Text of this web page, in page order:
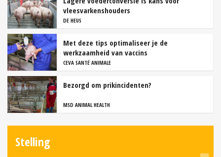
vleesvarkenshouders
DE HEUS
Met deze tips optimaliseer je de
werkzaamheid van vaccins
CEVA SANTÉ ANIMALE
Bezorgd om prikincidenten?
MSD ANIMAL HEALTH
Stelling